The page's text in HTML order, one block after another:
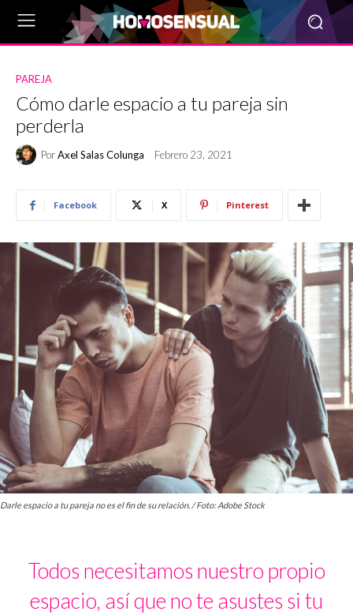
PAREJA
Cómo darle espacio a tu pareja sin
perderla
PorAxel Salas Colunga Febrero 23, 2021
Facebook X Pinterest
Darle espacio a tu pareja no es el fin de su relación. / Foto: Adobe Stock
Todos necesitamos nuestro propio
espacio, así que no te asustes si tu